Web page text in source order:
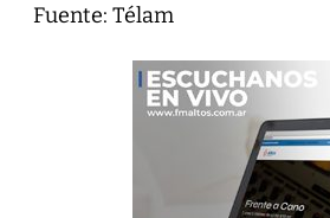
Fuente: Télam